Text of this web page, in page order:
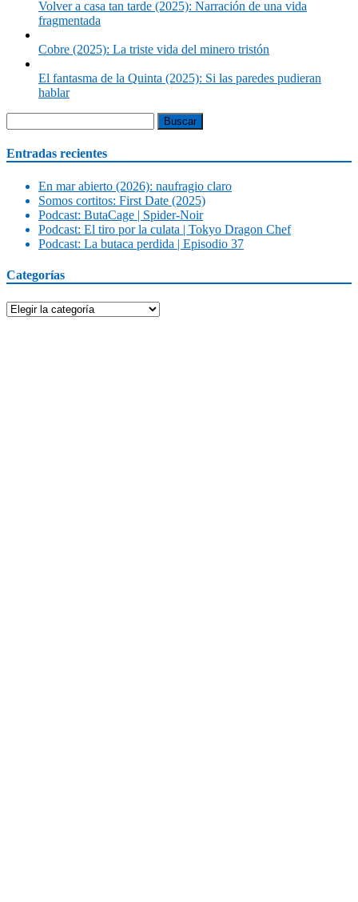
Volver a casa tan tarde (2025): Narración de una vida
fragmentada
Cobre (2025): La triste vida del minero tristón
El fantasma de la Quinta (2025): Si las paredes pudieran
hablar
Entradas recientes
En mar abierto (2026): naufragio claro
Somos cortitos: First Date (2025)
Podcast: ButaCage | Spider-Noir
Podcast: El tiro por la culata | Tokyo Dragon Chef
Podcast: La butaca perdida | Episodio 37
Categorías
Categorías